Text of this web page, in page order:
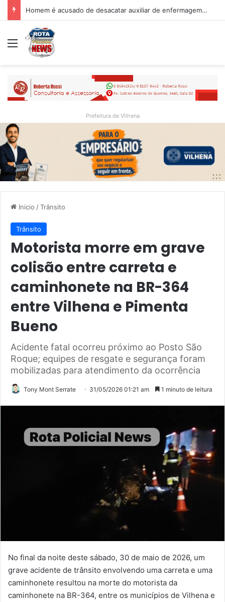
Homem é acusado de desacatar auxiliar de enfermagem no Hospital Regional de Vilhena
Menu
Prefeitura de Vilhena
Inicio /Trânsito
Trânsito
Motorista morre em grave
colisão entre carreta e
caminhonete na BR-364
entre Vilhena e Pimenta
Bueno
Acidente fatal ocorreu próximo ao Posto São
Roque; equipes de resgate e segurança foram
mobilizadas para atendimento da ocorrência
Tony Mont Serrate 31/05/2026 01:21 am 1 minuto de leitura
No final da noite deste sábado, 30 de maio de 2026, um
grave acidente de trânsito envolvendo uma carreta e uma
caminhonete resultou na morte do motorista da
caminhonete na BR-364, entre os municípios de Vilhena e